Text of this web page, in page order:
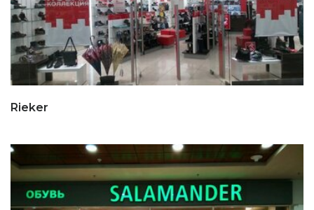
Rieker